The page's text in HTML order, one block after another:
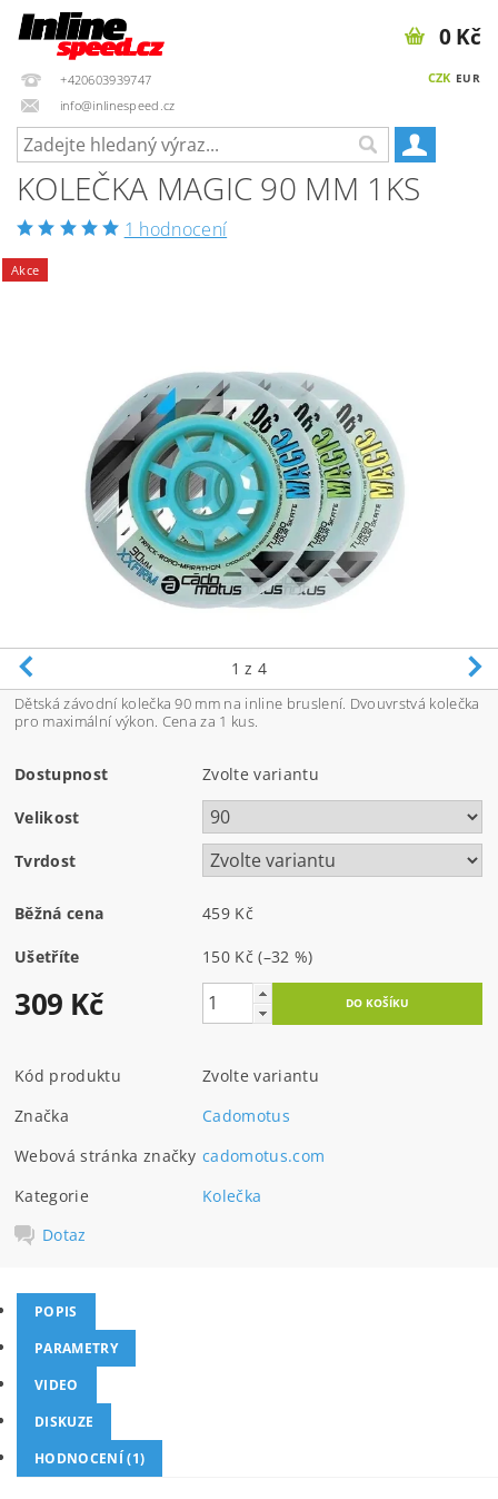
+420603939747
info@inlinespeed.cz
CZK EUR
0 Kč
KOLEČKA MAGIC 90 MM 1KS
1 hodnocení
Akce
1 z 4
Dětská závodní kolečka 90 mm na inline bruslení. Dvouvrstvá kolečka
pro maximální výkon. Cena za 1 kus.
Dostupnost Zvolte variantu
Velikost
Tvrdost
Běžná cena 459 Kč
Ušetříte 150 Kč(–32 %)
309 Kč
Kód produktu
Zvolte variantu
Značka
Cadomotus
Webová stránka značky cadomotus.com
Kategorie
Kolečka
Dotaz
POPIS
PARAMETRY
VIDEO
DISKUZE
HODNOCENÍ (1)